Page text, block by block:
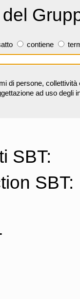
contiene
di persone,
ad uso degli
SBT:
SBT: